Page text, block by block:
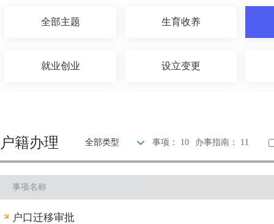
全部主题 生育收养
就业创业 设立变更
知识产权 环保绿化
户籍办理 全部类型 事项： 10 办事指南： 11
事项名称
户口迁移审批